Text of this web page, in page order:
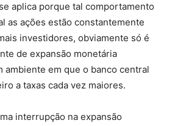
aplica porque tal comportamento
as ações estão constantemente
investidores, obviamente só é
de expansão monetária
ambiente em que o banco central
a taxas cada vez maiores.
interrupção na expansão